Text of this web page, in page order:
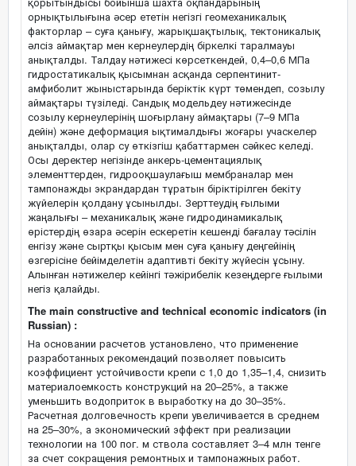
орнықтылығына әсер ететін негізгі геомеханикалық
факторлар – суға қанығу, жарықшақтылық, тектоникалық
әлсіз аймақтар мен кернеулердің біркелкі таралмауы
анықталды. Талдау нәтижесі көрсеткендей, 0,4–0,6 МПа
гидростатикалық қысымнан асқанда серпентинит-
амфиболит жыныстарында беріктік күрт төмендеп, созылу
аймақтары түзіледі. Сандық модельдеу нәтижесінде
созылу кернеулерінің шоғырлану аймақтары (7–9 МПа
дейін) және деформация ықтималдығы жоғары учаскелер
анықталды, олар су өткізгіш қабаттармен сәйкес келеді.
Осы деректер негізінде анкерь-цементациялық
элементтерден, гидрооқшаулағыш мембраналар мен
тампонажды экрандардан тұратын біріктірілген бекіту
жүйелерін қолдану ұсынылды. Зерттеудің ғылыми
жаңалығы – механикалық және гидродинамикалық
өрістердің өзара әсерін ескеретін кешенді бағалау тәсілін
енгізу және сыртқы қысым мен суға қанығу деңгейінің
өзгерісіне бейімделетін адаптивті бекіту жүйесін ұсыну.
Алынған нәтижелер кейінгі тәжірибелік кезеңдерге ғылыми
негіз қалайды.
The main constructive and technical economic indicators (in
Russian) :
На основании расчетов установлено, что применение
разработанных рекомендаций позволяет повысить
коэффициент устойчивости крепи с 1,0 до 1,35–1,4, снизить
материалоемкость конструкций на 20–25%, а также
уменьшить водоприток в выработку на до 30–35%.
Расчетная долговечность крепи увеличивается в среднем
на 25–30%, а экономический эффект при реализации
технологии на 100 пог. м ствола составляет 3–4 млн тенге
за счет сокращения ремонтных и тампонажных работ.